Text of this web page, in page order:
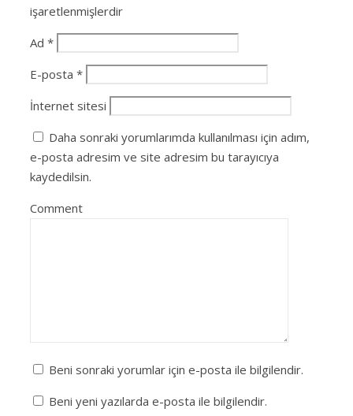
işaretlenmişlerdir
Ad *
E-posta *
İnternet sitesi
Daha sonraki yorumlarımda kullanılması için adım,
e-posta adresim ve site adresim bu tarayıcıya
kaydedilsin.
Comment
Beni sonraki yorumlar için e-posta ile bilgilendir.
Beni yeni yazılarda e-posta ile bilgilendir.